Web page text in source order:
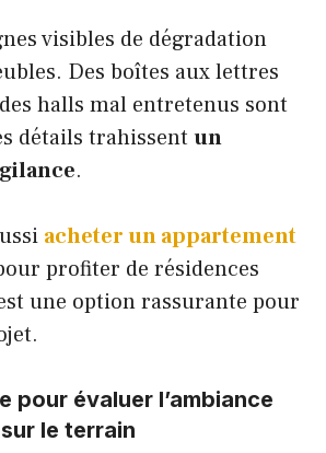
visibles de dégradation
Des boîtes aux lettres
halls mal entretenus sont
détails trahissent un
.
acheter un appartement
profiter de résidences
une option rassurante pour
pour évaluer l’ambiance
le terrain